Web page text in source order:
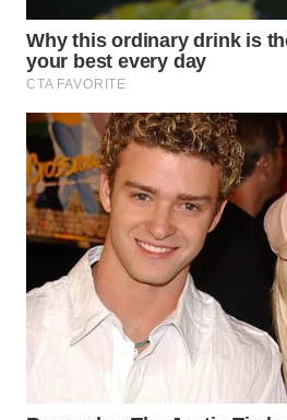
SIMALUNGUN
WN
WN
TAPANULI
TENGAH
WN DELI
SERDANG
WN